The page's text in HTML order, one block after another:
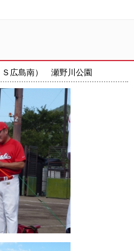
の他お問合わせ
広島南） 瀬野川公園